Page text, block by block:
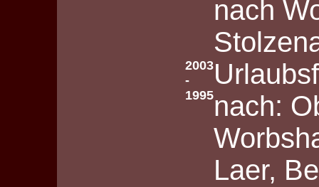
nach
2003
-
1995nach:
Laer,